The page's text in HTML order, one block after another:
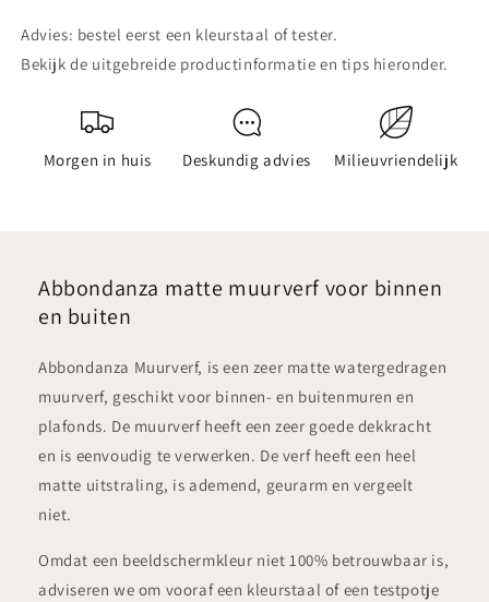
Advies: bestel eerst een kleurstaal of tester.
Bekijk de uitgebreide productinformatie en tips hieronder.
Morgen in huis Deskundig advies Milieuvriendelijk
Abbondanza matte muurverf voor binnen
en buiten
Abbondanza Muurverf, is een zeer matte watergedragen
muurverf, geschikt voor binnen- en buitenmuren en
plafonds. De muurverf heeft een zeer goede dekkracht
en is eenvoudig te verwerken. De verf heeft een heel
matte uitstraling, is ademend, geurarm en vergeelt
niet.
Omdat een beeldschermkleur niet 100% betrouwbaar is,
adviseren we om vooraf een kleurstaal of een testpotje